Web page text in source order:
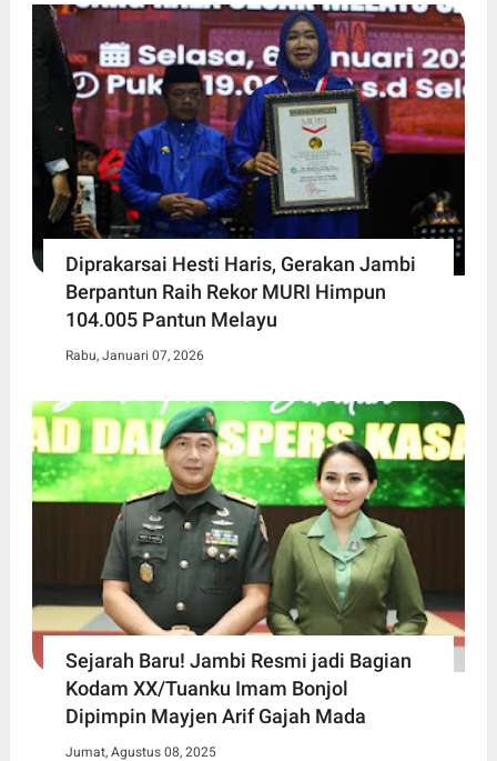
Diprakarsai Hesti Haris, Gerakan Jambi
Berpantun Raih Rekor MURI Himpun
104.005 Pantun Melayu
Rabu, Januari 07, 2026
Sejarah Baru! Jambi Resmi jadi Bagian
Kodam XX/Tuanku Imam Bonjol
Dipimpin Mayjen Arif Gajah Mada
Jumat, Agustus 08, 2025